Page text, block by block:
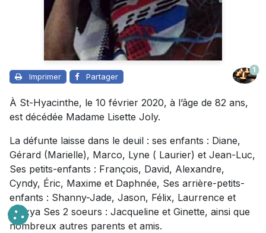
Imprimer Partager
1
À St-Hyacinthe, le 10 février 2020, à l’âge de 82 ans,
est décédée Madame Lisette Joly.
La défunte laisse dans le deuil : ses enfants : Diane,
Gérard (Marielle), Marco, Lyne ( Laurier) et Jean-Luc,
Ses petits-enfants : François, David, Alexandre,
Cyndy, Éric, Maxime et Daphnée, Ses arrière-petits-
enfants : Shanny-Jade, Jason, Félix, Laurrence et
Alexya Ses 2 soeurs : Jacqueline et Ginette, ainsi que
nombreux autres parents et amis.